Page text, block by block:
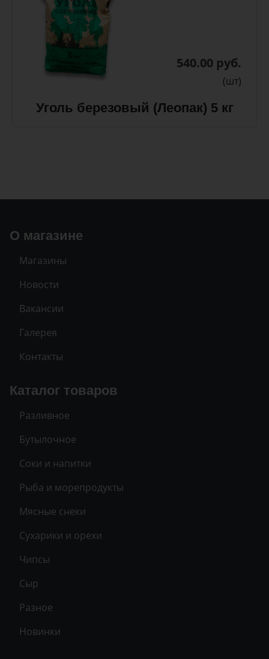
540.00 руб.
(шт)
Уголь березовый (Леопак) 5 кг
О магазине
Магазины
Новости
Вакансии
Галерея
Контакты
Каталог товаров
Разливное
Бутылочное
Соки и напитки
Рыба и морепродукты
Мясные снеки
Сухарики и орехи
Чипсы
Сыр
Разное
Новинки